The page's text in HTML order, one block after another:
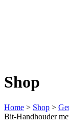
Shop
Home > Shop >
Bit-­Hand­houder